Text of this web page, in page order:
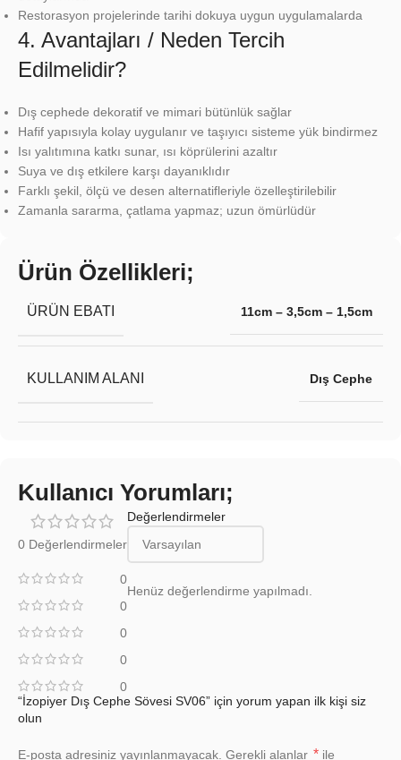
Restorasyon projelerinde tarihi dokuya uygun uygulamalarda
4. Avantajları / Neden Tercih
Edilmelidir?
Dış cephede dekoratif ve mimari bütünlük sağlar
Hafif yapısıyla kolay uygulanır ve taşıyıcı sisteme yük bindirmez
Isı yalıtımına katkı sunar, ısı köprülerini azaltır
Suya ve dış etkilere karşı dayanıklıdır
Farklı şekil, ölçü ve desen alternatifleriyle özelleştirilebilir
Zamanla sararma, çatlama yapmaz; uzun ömürlüdür
Ürün Özellikleri;
ÜRÜN EBATI 11cm – 3,5cm – 1,5cm
KULLANIM ALANI Dış Cephe
Kullanıcı Yorumları;
0 Değerlendirmeler
0
0
0
0
0
Değerlendirmeler
Henüz değerlendirme yapılmadı.
“İzopiyer Dış Cephe Sövesi SV06” için yorum yapan ilk kişi siz
olun
E-posta adresiniz yayınlanmayacak. Gerekli alanlar * ile